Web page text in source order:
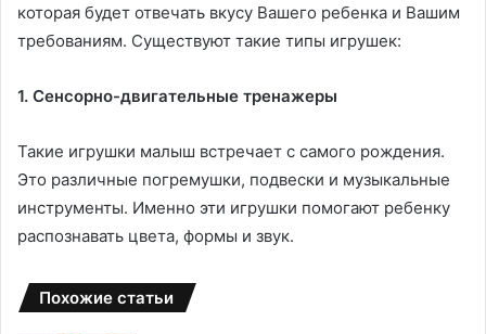
которая будет отвечать вкусу Вашего ребенка и Вашим
требованиям. Существуют такие типы игрушек:
1. Сенсорно-двигательные тренажеры
Такие игрушки малыш встречает с самого рождения.
Это различные погремушки, подвески и музыкальные
инструменты. Именно эти игрушки помогают ребенку
распознавать цвета, формы и звук.
Похожие статьи